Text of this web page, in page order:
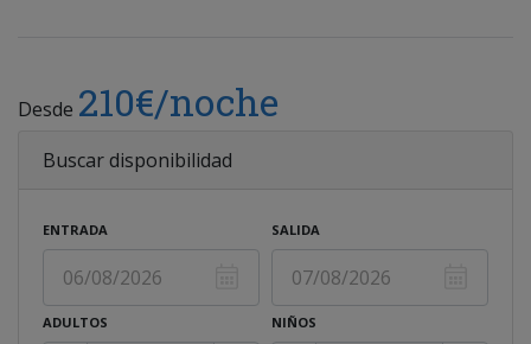
Desde 210€/noche
Buscar disponibilidad
ENTRADA SALIDA
ADULTOS NIÑOS